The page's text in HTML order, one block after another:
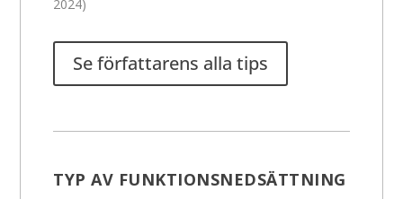
2024)
Se författarens alla tips
TYP AV FUNKTIONSNEDSÄTTNING